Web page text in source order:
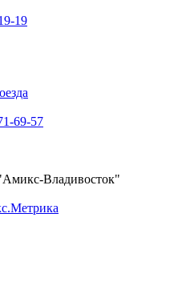
19
69-57
Владивосток"